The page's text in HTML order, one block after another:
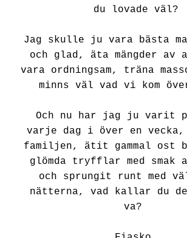
du lovade väl?
Jag skulle ju vara bästa
och glad, äta mängder av
vara ordningsam, träna
minns väl vad vi kom
Och nu har jag ju varit
varje dag i över en
familjen, ätit gammal ost
glömda tryfflar med smak
och sprungit runt med
nätterna, vad kallar du
va?